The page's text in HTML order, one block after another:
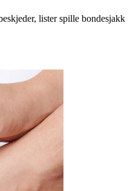
lister spille bondesjakk